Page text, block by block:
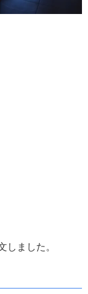
しました。